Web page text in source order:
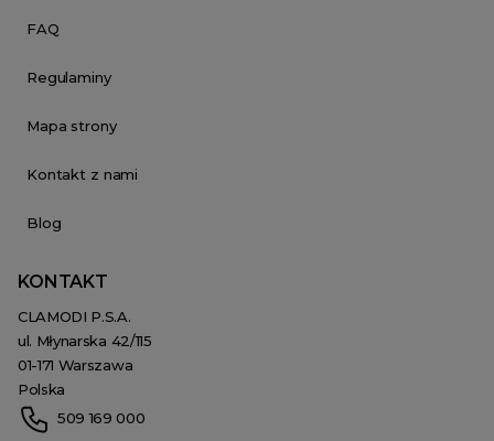
FAQ
Regulaminy
Mapa strony
Kontakt z nami
Blog
KONTAKT
CLAMODI P.S.A.
ul. Młynarska 42/115
01-171 Warszawa
Polska
509 169 000